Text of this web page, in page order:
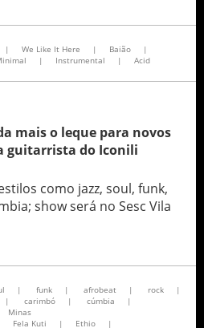
| We Like It Here | Baião
|
| Instrumental |
Acid
mais o leque para novos
guitarrista do Iconili
como jazz, soul, funk,
show será no Sesc Vila
| funk | afrobeat | rock
|
| carimbó | cúmbia
|
Minas
Fela Kuti | Ethio |